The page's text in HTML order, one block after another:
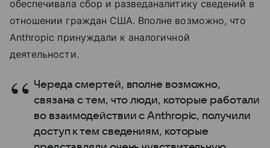
обеспечивала сбор и разведаналитику сведений в
отношении граждан США. Вполне возможно, что
Anthropic принуждали к аналогичной
деятельности.
Череда смертей, вполне возможно,
связана с тем, что люди, которые работали
во взаимодействии с Anthropic, получили
доступ к тем сведениям, которые